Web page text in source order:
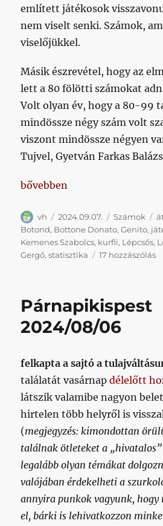
említett játékosok
nem viselt senki. Számok,
viselőjükkel.
Másik észrevétel, hogy az
lett a 80 fölötti számokat
Volt olyan év, hogy a 80-99
mindössze négy szám volt
viszont mindössze négyen
Tujvel, Gyetván Farkas
„Mezszámok és nevek,
bővebben
Szerző
vh Közzétéve
2024.09.07. Kategória
Számok
Botond, Bottone Donato,Genito,
Kemenes Szabolcs, kurfli, Lépcsős,
Gergő,statisztika 17 hozzászólás
Párnapikispest
2024/08/06
felkapta a sajtó a
találatát vasárnapdélelőtt
látszik valamibe nagyon
hirtelen több helyről is
(megjegyzés: kimondottan
találnak ötleteket a
legalább olyan témákat
valójában érdekelheti a
annyira punkok vagyunk, hogy
el, bárki is lehivatkozzon